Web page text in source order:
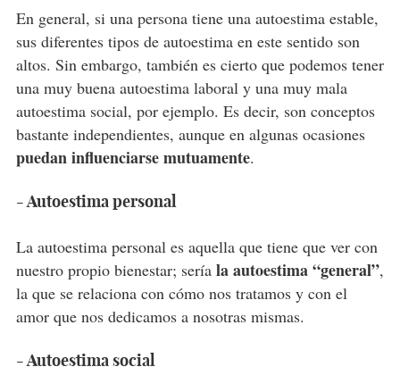
En general, si una persona tiene una autoestima estable,
sus diferentes tipos de autoestima en este sentido son
altos. Sin embargo, también es cierto que podemos tener
una muy buena autoestima laboral y una muy mala
autoestima social, por ejemplo. Es decir, son conceptos
bastante independientes, aunque en algunas ocasiones
puedan influenciarse mutuamente.
- Autoestima personal
La autoestima personal es aquella que tiene que ver con
nuestro propio bienestar; sería la autoestima “general”,
la que se relaciona con cómo nos tratamos y con el
amor que nos dedicamos a nosotras mismas.
- Autoestima social